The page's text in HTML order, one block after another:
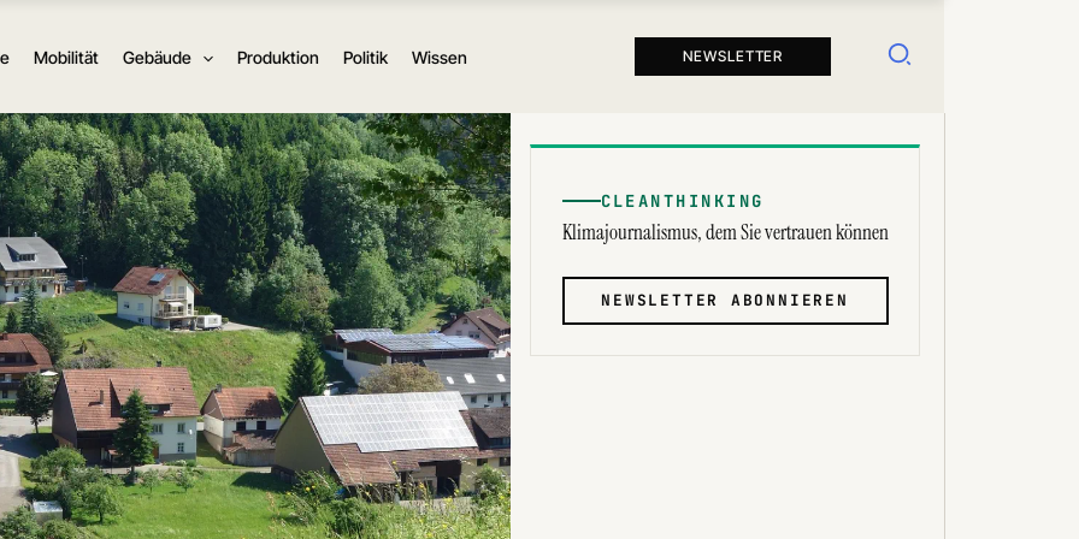
Mobilität Gebäude Produktion Politik Wissen NEWSLETTER Suchen
CLEANTHINKING
Klimajournalismus, dem Sie vertrauen können
NEWSLETTER ABONNIEREN